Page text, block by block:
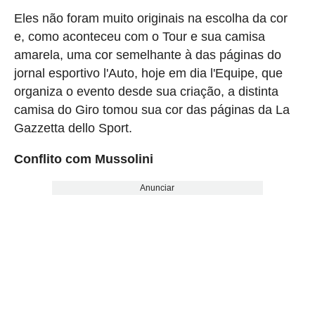
Eles não foram muito originais na escolha da cor
e, como aconteceu com o Tour e sua camisa
amarela, uma cor semelhante à das páginas do
jornal esportivo l'Auto, hoje em dia l'Equipe, que
organiza o evento desde sua criação, a distinta
camisa do Giro tomou sua cor das páginas da La
Gazzetta dello Sport.
Conflito com Mussolini
Anunciar